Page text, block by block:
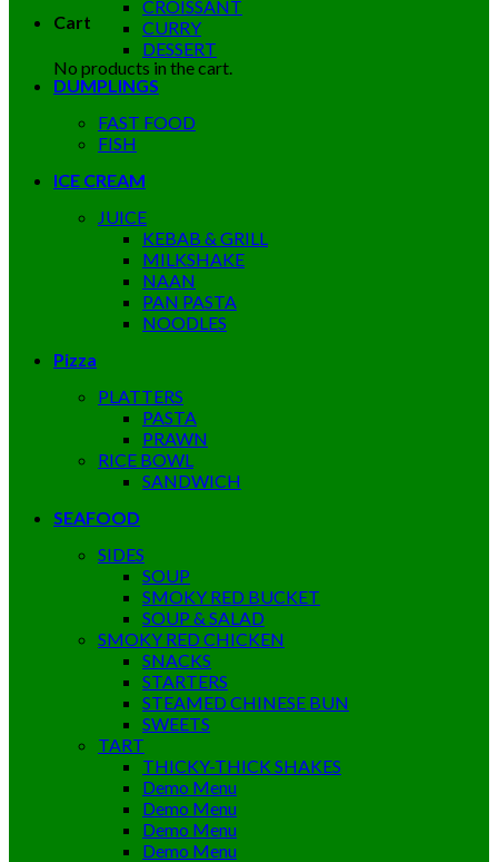
Cart
No products in the cart.
CROISSANT
CURRY
DESSERT
DUMPLINGS
FAST FOOD
FISH
ICE CREAM
JUICE
KEBAB & GRILL
MILKSHAKE
NAAN
PAN PASTA
NOODLES
Pizza
PLATTERS
PASTA
PRAWN
RICE BOWL
SANDWICH
SEAFOOD
SIDES
SOUP
SMOKY RED BUCKET
SOUP & SALAD
SMOKY RED CHICKEN
SNACKS
STARTERS
STEAMED CHINESE BUN
SWEETS
TART
THICKY-THICK SHAKES
Demo Menu
Demo Menu
Demo Menu
Demo Menu